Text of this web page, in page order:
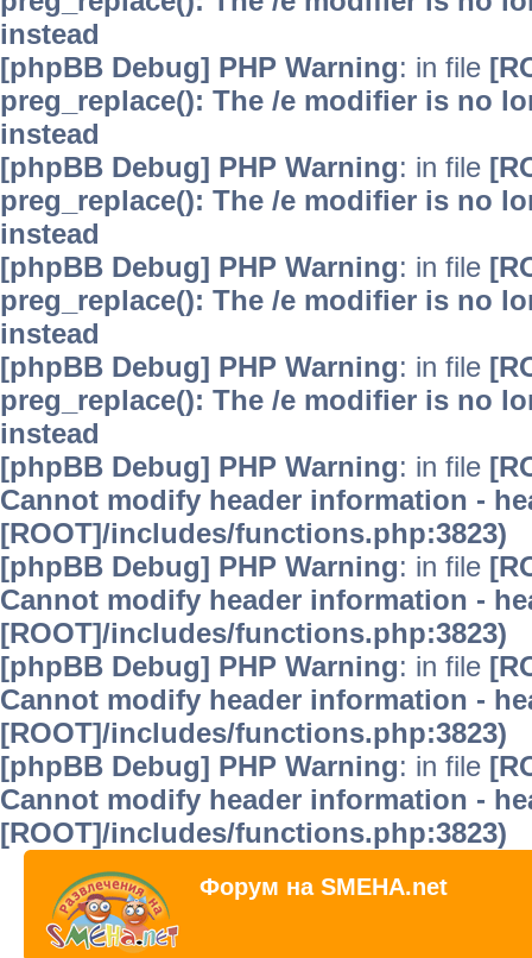
instead
[phpBB Debug] PHP Warning: in file
preg_replace(): The /e modifier is no
instead
[phpBB Debug] PHP Warning: in file
preg_replace(): The /e modifier is no
instead
[phpBB Debug] PHP Warning: in file
preg_replace(): The /e modifier is no
instead
[phpBB Debug] PHP Warning: in file
preg_replace(): The /e modifier is no
instead
[phpBB Debug] PHP Warning: in file
Cannot modify header information -
[ROOT]/includes/functions.php:3823)
[phpBB Debug] PHP Warning: in file
Cannot modify header information -
[ROOT]/includes/functions.php:3823)
[phpBB Debug] PHP Warning: in file
Cannot modify header information -
[ROOT]/includes/functions.php:3823)
[phpBB Debug] PHP Warning: in file
Cannot modify header information -
[ROOT]/includes/functions.php:3823)
Форум на SMEHA.net